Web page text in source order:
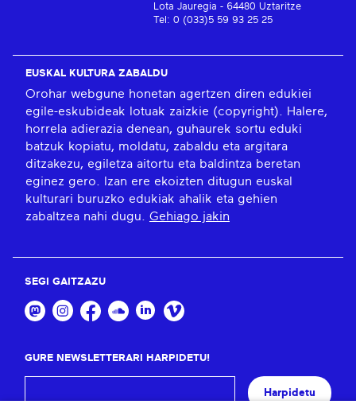
Lota Jauregia - 64480 Uztaritze
Tel: 0 (033)5 59 93 25 25
EUSKAL KULTURA ZABALDU
Orohar webgune honetan agertzen diren edukiei
egile-eskubideak lotuak zaizkie (copyright). Halere,
horrela adierazia denean, guhaurek sortu eduki
batzuk kopiatu, moldatu, zabaldu eta argitara
ditzakezu, egiletza aitortu eta baldintza beretan
eginez gero. Izan ere ekoizten ditugun euskal
kulturari buruzko edukiak ahalik eta gehien
zabaltzea nahi dugu. Gehiago jakin
SEGI GAITZAZU
GURE NEWSLETTERARI HARPIDETU!
Harpidetu